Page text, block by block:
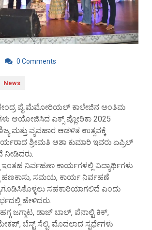
0 Comments
News
ಪೈ ಮೆಮೋರಿಯಲ್ ಕಾಲೇಜಿನ ಅಂತಿಮ
ಆಯೋಜಿಸಿದ ಎಕ್ಸ್ ಪ್ಲೋರಿಕಾ 2025
ಮತ್ತು ವ್ಯವಹಾರ ಆಡಳಿತ ಉತ್ಸವಕ್ಕೆ
ಶ್ರೀಮತಿ ಆಶಾ ಕುಮಾರಿ ಇವರು ಏಪ್ರಿಲ್
ನೀಡಿದರು.
ನಿರ್ವಹಣಾ ಕಾರ್ಯಗಳಲ್ಲಿ ವಿದ್ಯಾರ್ಥಿಗಳು
ಹಣಕಾಸು, ಸಮಯ, ಕಾರ್ಯ ನಿರ್ವಹಣೆ
ಸಹಕಾರಿಯಾಗಲಿದೆ ಎಂದು
ಹೇಳಿದರು.
ಜಗ್ಗಾಟ, ಡಾಜ್ ಬಾಲ್, ಪೆನಾಲ್ಟಿ ಕಿಕ್,
ಬೆಸ್ಟ್ ಸೆಲ್ಫಿ, ಮೊದಲಾದ ಸ್ಪರ್ಧೆಗಳು